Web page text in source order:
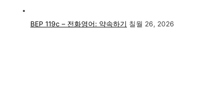
BEP 119c – 전화영어: 약속하기 칠월 26, 2026